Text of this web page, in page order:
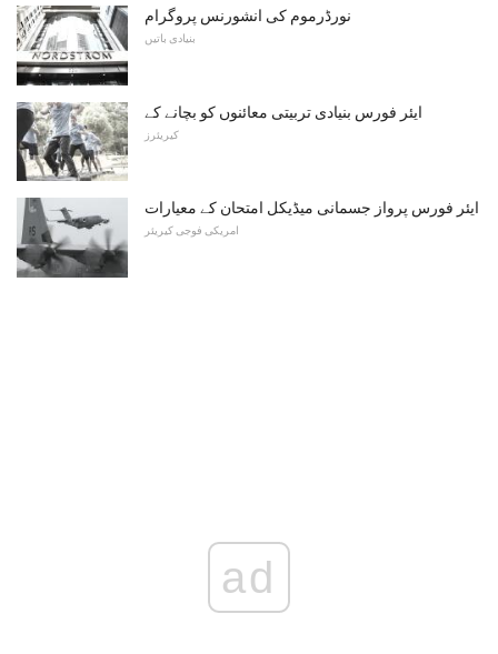
نورڈرموم کی انشورنس پروگرام
بنیادی باتیں
ایئر فورس بنیادی تربیتی معائنوں کو بچانے کے
کیریئرز
ایئر فورس پرواز جسمانی میڈیکل امتحان کے معیارات
امریکی فوجی کیریئر
ad